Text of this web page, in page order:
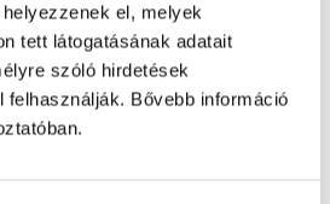
el, melyek
tett látogatásának adatait
szóló hirdetések
felhasználják. Bővebb információ